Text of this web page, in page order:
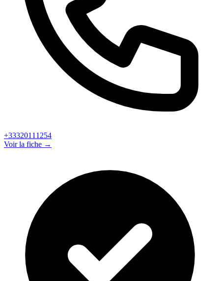
+33320111254
Voir la fiche →